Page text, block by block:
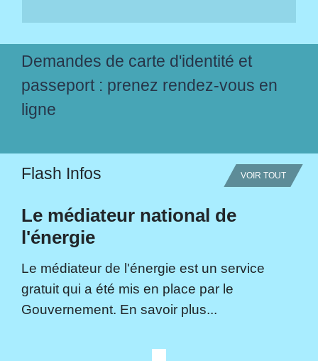
Demandes de carte d'identité et
passeport : prenez rendez-vous en
ligne
Flash Infos VOIR TOUT
Le médiateur national de
l'énergie
Le médiateur de l'énergie est un service
gratuit qui a été mis en place par le
Gouvernement. En savoir plus...